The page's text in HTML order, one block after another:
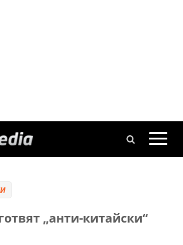
„анти-китайски“